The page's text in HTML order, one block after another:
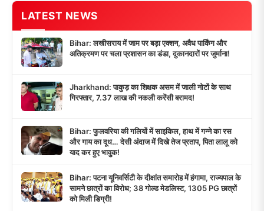
LATEST NEWS
Bihar: लखीसराय में जाम पर बड़ा एक्शन, अवैध पार्किंग और
अतिक्रमण पर चला प्रशासन का डंडा, दुकानदारों पर जुर्माना!
Jharkhand: पाकुड़ का शिक्षक असम में जाली नोटों के साथ
गिरफ्तार, 7.37 लाख की नकली करेंसी बरामद!
Bihar: फुलवरिया की गलियों में साइकिल, हाथ में गन्ने का रस
और गाय का दूध… देसी अंदाज में दिखे तेज प्रताप, पिता लालू को
याद कर हुए भावुक!
Bihar: पटना यूनिवर्सिटी के दीक्षांत समारोह में हंगामा, राज्यपाल के
सामने छात्रों का विरोध; 38 गोल्ड मेडलिस्ट, 1305 PG छात्रों
को मिली डिग्री!